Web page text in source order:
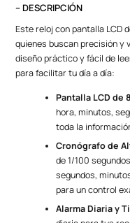
– DESCRIPCIÓN
Este reloj con pantalla LCD
quienes buscan precisión y
diseño práctico y fácil de
para facilitar tu día a día:
Pantalla LCD de
hora, minutos,
toda la
Cronógrafo de
de 1/100
segundos,
para un control
Alarma Diaria y